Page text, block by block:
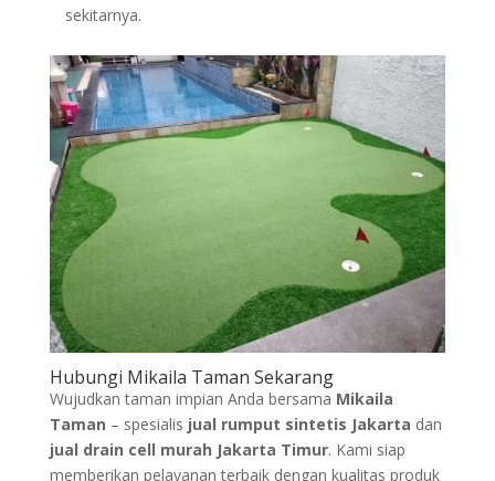
sekitarnya.
Hubungi Mikaila Taman Sekarang
Wujudkan taman impian Anda bersama Mikaila
Taman – spesialis jual rumput sintetis Jakarta dan
jual drain cell murah Jakarta Timur. Kami siap
memberikan pelayanan terbaik dengan kualitas produk